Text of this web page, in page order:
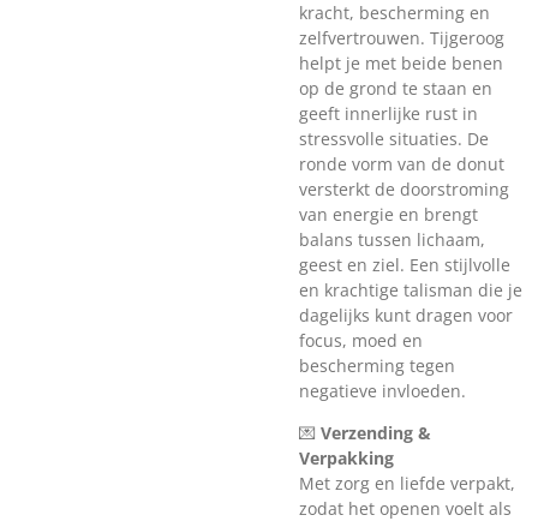
kracht, bescherming en
zelfvertrouwen. Tijgeroog
helpt je met beide benen
op de grond te staan en
geeft innerlijke rust in
stressvolle situaties. De
ronde vorm van de donut
versterkt de doorstroming
van energie en brengt
balans tussen lichaam,
geest en ziel. Een stijlvolle
en krachtige talisman die je
dagelijks kunt dragen voor
focus, moed en
bescherming tegen
negatieve invloeden.
💌 Verzending &
Verpakking
Met zorg en liefde verpakt,
zodat het openen voelt als